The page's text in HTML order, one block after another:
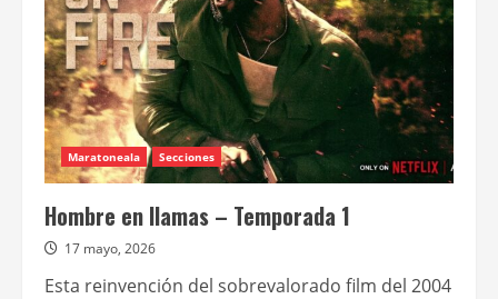
Maratoneala Secciones
Hombre en llamas – Temporada 1
17 mayo, 2026
Esta reinvención del sobrevalorado film del 2004